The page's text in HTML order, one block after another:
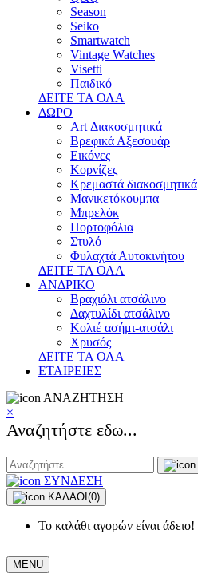
Season
Seiko
Smartwatch
Vintage Watches
Visetti
Παιδικό
ΔΕΙΤΕ ΤΑ ΟΛΑ
ΔΩΡΟ
Art Διακοσμητικά
Βρεφικά Αξεσουάρ
Εικόνες
Κορνίζες
Κρεμαστά διακοσμητικά
Μανικετόκουμπα
Μπρελόκ
Πορτοφόλια
Στυλό
Φυλαχτά Αυτοκινήτου
ΔΕΙΤΕ ΤΑ ΟΛΑ
ΑΝΔΡΙΚΟ
Βραχιόλι ατσάλινο
Δαχτυλίδι ατσάλινο
Κολιέ ασήμι-ατσάλι
Χρυσός
ΔΕΙΤΕ ΤΑ ΟΛΑ
ΕΤΑΙΡΕΙΕΣ
ΑΝΑΖΗΤΗΣΗ
×
Αναζητήστε εδω...
ΣΥΝΔΕΣΗ
ΚΑΛΑΘΙ (0)
Το καλάθι αγορών είναι άδειο!
MENU